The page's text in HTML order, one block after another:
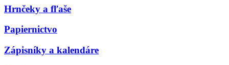
Hrnčeky a fľaše
Papiernictvo
Zápisníky a kalendáre